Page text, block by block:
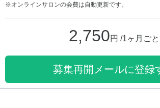
※オンラインサロンの会費は自動更新です。
2,750円 /1ヶ月ごと
募集再開メールに登録